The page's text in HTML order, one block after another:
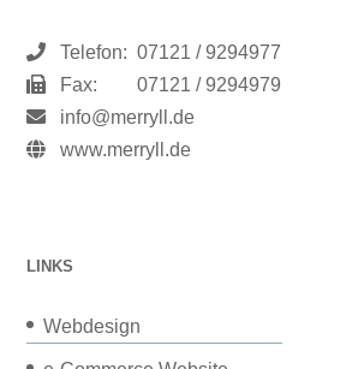
Telefon: 07121 / 9294977
Fax:
07121 / 9294979
info@merryll.de
www.merryll.de
LINKS
Webdesign